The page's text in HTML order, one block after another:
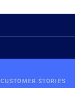
CUSTOMER STORIES